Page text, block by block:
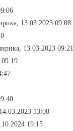
13.03.2023 09:08
13.03.2023 09:21
09:19
13:08
19:15